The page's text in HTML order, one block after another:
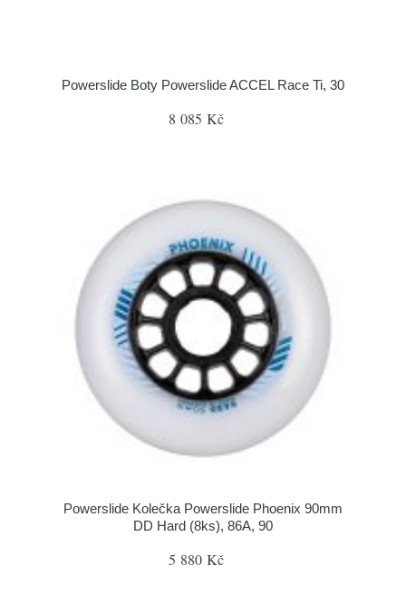
Powerslide Boty Powerslide ACCEL Race Ti, 30
8 085 Kč
Powerslide Kolečka Powerslide Phoenix 90mm
DD Hard (8ks), 86A, 90
5 880 Kč